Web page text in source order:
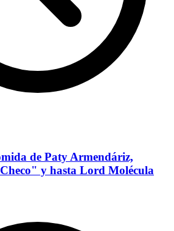
de Paty Armendáriz,
y hasta Lord Molécula